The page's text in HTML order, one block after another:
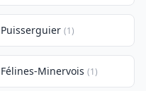
Puisserguier (1)
Félines-Minervois (1)